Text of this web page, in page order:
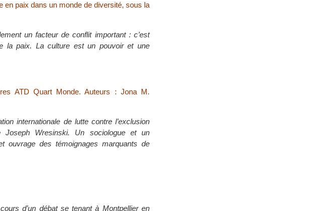
en paix dans un monde de diversité, sous la
un facteur de conflit important : c’est
la paix. La culture est un pouvoir et une
ATD Quart Monde. Auteurs : Jona M.
internationale de lutte contre l’exclusion
Wresinski. Un sociologue et un
ouvrage des témoignages marquants de
d’un débat se tenant à Montpellier en